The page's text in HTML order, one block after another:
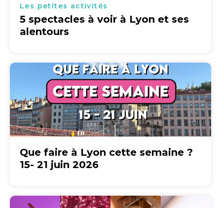
Les petites activités
5 spectacles à voir à Lyon et ses
alentours
Que faire à Lyon cette semaine ?
15- 21 juin 2026